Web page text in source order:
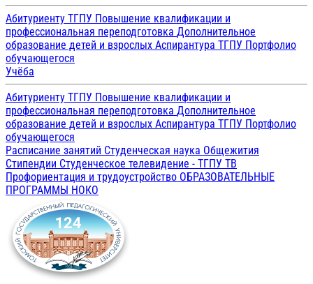
Абитуриенту ТГПУ Повышение квалификации и
профессиональная переподготовка Дополнительное
образование детей и взрослых Аспирантура ТГПУ Портфолио
обучающегося
Учёба
Абитуриенту ТГПУ Повышение квалификации и
профессиональная переподготовка Дополнительное
образование детей и взрослых Аспирантура ТГПУ Портфолио
обучающегося
Расписание занятий Студенческая наука Общежития
Стипендии Студенческое телевидение - ТГПУ ТВ
Профориентация и трудоустройство ОБРАЗОВАТЕЛЬНЫЕ
ПРОГРАММЫ НОКО